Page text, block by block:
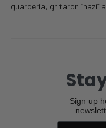
guardería, gritaron “nazi”
Sign up